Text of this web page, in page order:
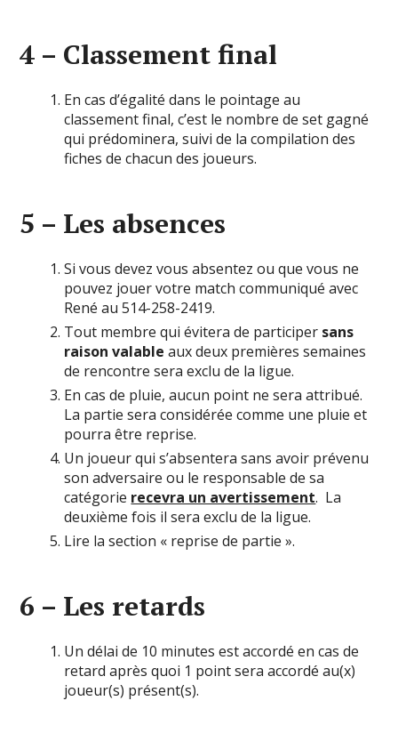
4 – Classement final
En cas d’égalité dans le pointage au
classement final, c’est le nombre de set gagné
qui prédominera, suivi de la compilation des
fiches de chacun des joueurs.
5 – Les absences
Si vous devez vous absentez ou que vous ne
pouvez jouer votre match communiqué avec
René au 514-258-2419.
Tout membre qui évitera de participer sans
raison valable aux deux premières semaines
de rencontre sera exclu de la ligue.
En cas de pluie, aucun point ne sera attribué.
La partie sera considérée comme une pluie et
pourra être reprise.
Un joueur qui s’absentera sans avoir prévenu
son adversaire ou le responsable de sa
catégorie recevra un avertissement. La
deuxième fois il sera exclu de la ligue.
Lire la section « reprise de partie ».
6 – Les retards
Un délai de 10 minutes est accordé en cas de
retard après quoi 1 point sera accordé au(x)
joueur(s) présent(s).